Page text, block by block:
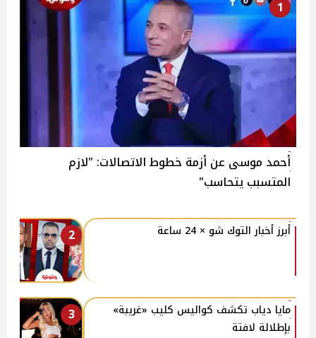
1
أحمد موسى عن أزمة خطوط الاتصالات: "لازم
المتسبب يتحاسب"
2 أبرز أخبار التوك شو × 24 ساعة
3
مايا دياب تكشف كواليس كليب «غريبة»
بإطلالة لافتة